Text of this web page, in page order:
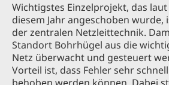
Wichtigstes Einzelprojekt, das
diesem Jahr angeschoben wurde,
der zentralen Netzleittechnik.
Standort Bohrhügel aus die
Netz überwacht und gesteuert
Vorteil ist, dass Fehler sehr